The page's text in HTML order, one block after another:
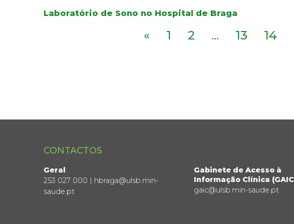
Laboratório de Sono no Hospital de Braga
« 1 2 ... 13 14
CONTACTOS
Geral
253 027 000 | hbraga@ulsb.min-
saude.pt
Gabinete de Acesso à
Informação Clínica
gaic@ulsb.min-saude.pt